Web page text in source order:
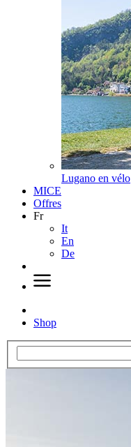
Lugano en vélo
MICE
Offres
Fr
It
En
De
Shop